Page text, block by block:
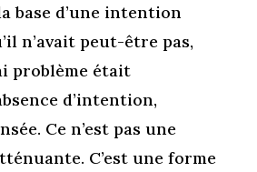
base d’une intention
n’avait peut-être pas,
problème était
d’intention,
Ce n’est pas une
C’est une forme